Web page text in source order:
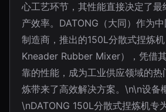
心工艺环节，其性能直接决定了最
产效率。DATONG（大同）作为
制造商，推出的150L分散式捏炼
Kneader Rubber Mixer），凭借
靠的性能，成为工业供应领域的
炼带来了高效解决方案。\n\n设备
\nDATONG 150L分散式捏炼机专